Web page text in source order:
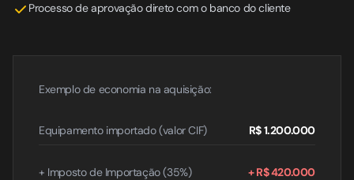
Processo de aprovação direto com o banco do cliente
Exemplo de economia na aquisição:
Equipamento importado (valor CIF) R$ 1.200.000
+ Imposto de Importação (35%) + R$ 420.000